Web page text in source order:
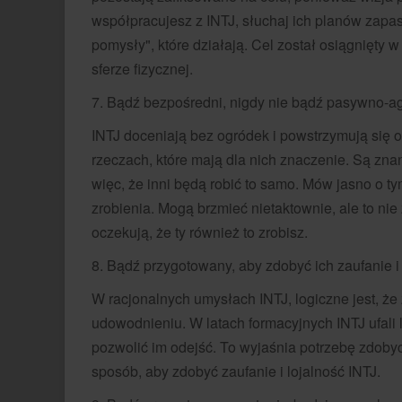
współpracujesz z INTJ, słuchaj ich planów
pomysły", które działają. Cel został osiągnięty
sferze fizycznej.
7. Bądź bezpośredni, nigdy nie bądź pasywno-
INTJ doceniają bez ogródek i powstrzymują
rzeczach, które mają dla nich znaczenie. Są
więc, że inni będą robić to samo. Mów jasno o
zrobienia. Mogą brzmieć nietaktownie, ale to
oczekują, że ty również to zrobisz.
8. Bądź przygotowany, aby zdobyć ich zaufanie
W racjonalnych umysłach INTJ, logiczne jest,
udowodnieniu. W latach formacyjnych INTJ
pozwolić im odejść. To wyjaśnia potrzebę
sposób, aby zdobyć zaufanie i lojalność INTJ.